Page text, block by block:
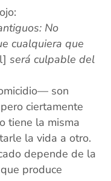
No
cualquiera que
será culpable del
son
ciertamente
tiene la misma
la vida a otro.
depende de la
produce